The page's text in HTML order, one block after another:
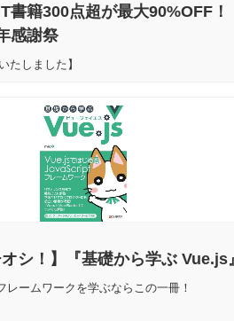
書籍300点超が最大90%OFF！
感謝祭
たしました】
オシ！】『基礎から学ぶ Vue.js
レームワークを学ぶならこの一冊！